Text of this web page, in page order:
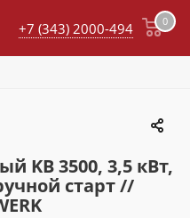
0
+7 (343) 2000-494
KB 3500, 3,5 кВт,
старт //